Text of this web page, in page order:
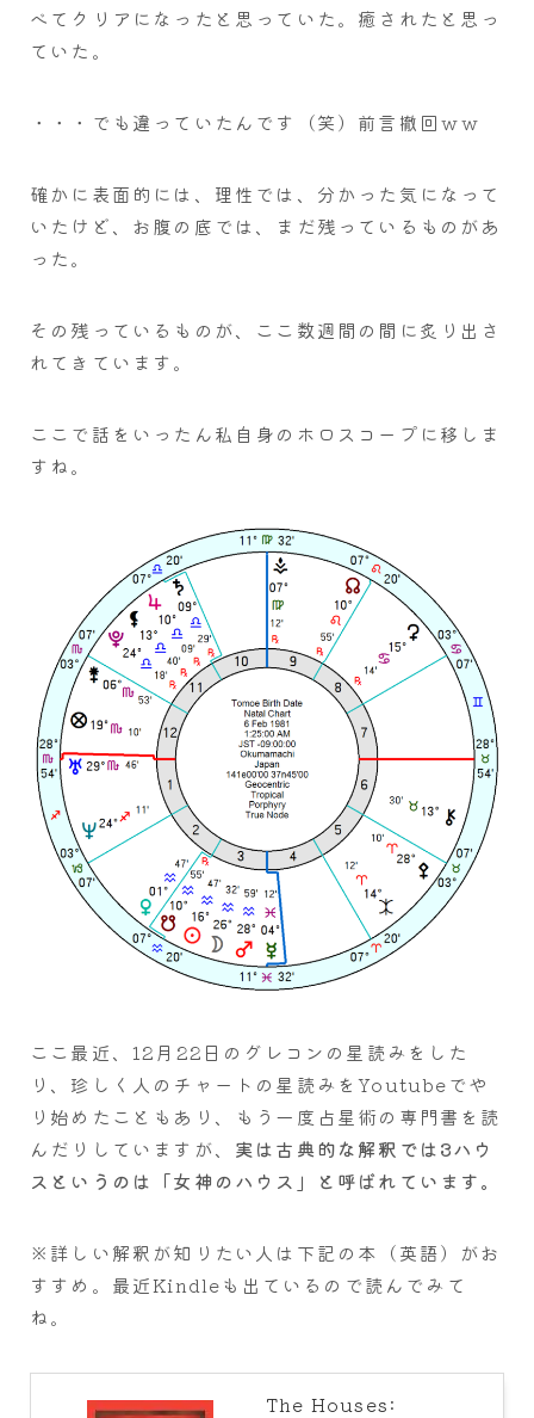
べてクリアになったと思っていた。癒されたと思っ
ていた。
・・・でも違っていたんです（笑）前言撤回ｗｗ
確かに表面的には、理性では、分かった気になって
いたけど、お腹の底では、まだ残っているものがあ
った。
その残っているものが、ここ数週間の間に炙り出さ
れてきています。
ここで話をいったん私自身のホロスコープに移しま
すね。
ここ最近、12月22日のグレコンの星読みをした
り、珍しく人のチャートの星読みをYoutubeでや
り始めたこともあり、もう一度占星術の専門書を読
んだりしていますが、 実は古典的な解釈では3ハウ
スというのは「女神のハウス」と呼ばれています。
※詳しい解釈が知りたい人は下記の本（英語）がお
すすめ。最近Kindleも出ているので読んでみて
ね。
The Houses: